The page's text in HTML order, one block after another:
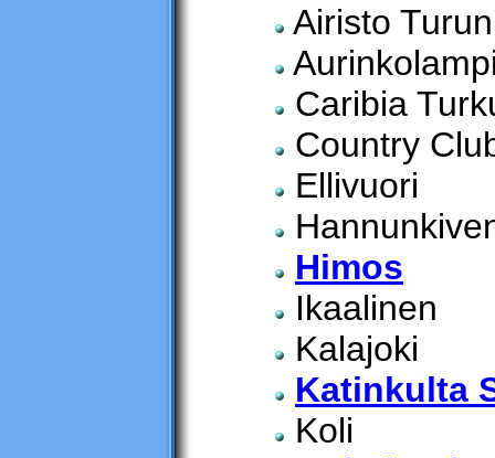
Airisto
Caribia
Country
Ellivuori
Himos
Ikaalinen
Kalajoki
Katinkulta
Koli